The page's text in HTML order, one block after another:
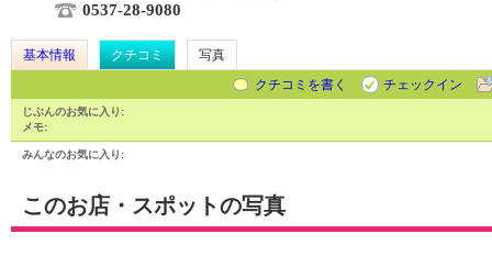
0537-28-9080
基本情報 クチコミ
写真
クチコミを書く
チェックイン
じぶんのお気に入り:
メモ:
みんなのお気に入り:
このお店・スポットの写真